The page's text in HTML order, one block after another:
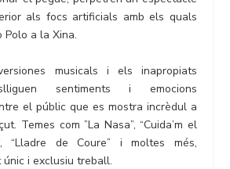
als focs artificials amb els quals
Polo a la Xina.
musicals i els inapropiats
sentiments i emocions
el públic que es mostra incrèdul a
Temes com ”La Nasa”, “Cuida’m el
“Lladre de Coure” i moltes més,
i exclusiu treball.